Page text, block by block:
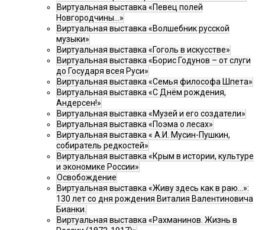
Виртуальная выставка «Певец полей
Новгородчины…»
Виртуальная выставка «Волшебник русской
музыки»
Виртуальная выставка «Гоголь в искусстве»
Виртуальная выставка «Борис Годунов – от слуги
до Государя всея Руси»
Виртуальная выставка «Семья философа Шпета»
Виртуальная выставка «С Днём рождения,
Андерсен!»
Виртуальная выставка «Музей и его создатели»
Виртуальная выставка «Поэма о лесах»
Виртуальная выставка « А.И. Мусин-Пушкин,
собиратель редкостей»
Виртуальная выставка «Крым в истории, культуре
и экономике России»
Освобождение
Виртуальная выставка «Живу здесь как в раю…»:
130 лет со дня рождения Виталия Валентиновича
Бианки.
Виртуальная выставка «Рахманинов. Жизнь в